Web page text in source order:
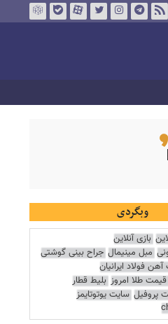
وبگردی
بازی آنلاین
مبل مینیمال جراح بینی گوشتی
فولاد ایرانیان
قیمت طلا امروز بلیط قطار
پروفیل سایت یوتوتایمز